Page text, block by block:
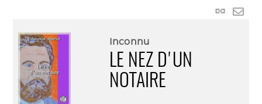
Lien
Inconnu
LE NEZ D'UN
NOTAIRE